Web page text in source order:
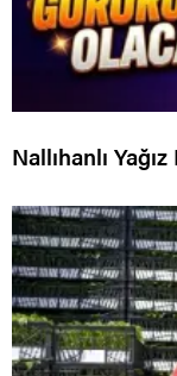
Nallıhanlı